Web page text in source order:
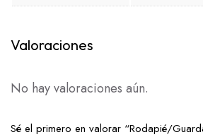
Valoraciones
No hay valoraciones aún.
Sé el primero en valorar “Rodapié/